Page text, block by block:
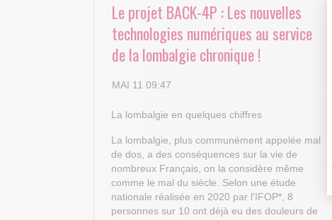
Le projet BACK-4P : Les nouvelles
technologies numériques au service
de la lombalgie chronique !
MAI 11 09:47
La lombalgie en quelques chiffres
La lombalgie, plus communément appelée mal
de dos, a des conséquences sur la vie de
nombreux Français, on la considère même
comme le mal du siècle. Selon une étude
nationale réalisée en 2020 par l'IFOP*, 8
personnes sur 10 ont déjà eu des douleurs de